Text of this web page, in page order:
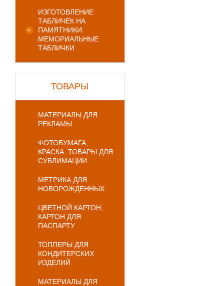
ИЗГОТОВЛЕНИЕ
ТАБЛИЧЕК НА
ПАМЯТНИКИ
МЕМОРИАЛЬНЫЕ
ТАБЛИЧКИ
ТОВАРЫ
МАТЕРИАЛЫ ДЛЯ
РЕКЛАМЫ
ФОТОБУМАГА,
КРАСКА, ТОВАРЫ ДЛЯ
СУБЛИМАЦИИ
МЕТРИКА ДЛЯ
НОВОРОЖДЕННЫХ
ЦВЕТНОЙ КАРТОН,
КАРТОН ДЛЯ
ПАСПАРТУ
ТОППЕРЫ ДЛЯ
КОНДИТЕРСКИХ
ИЗДЕЛИЙ
МАТЕРИАЛЫ ДЛЯ